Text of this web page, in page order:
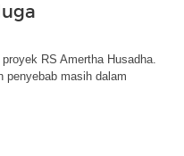
RS Amertha Husadha.
penyebab masih dalam